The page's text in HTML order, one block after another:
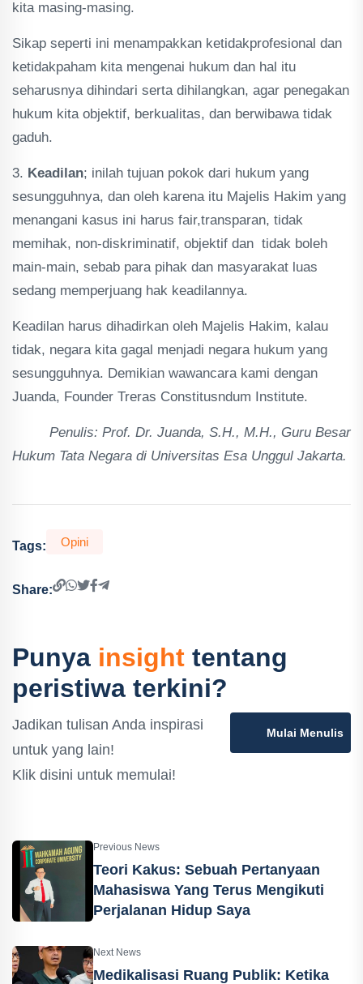
kita masing-masing.
Sikap seperti ini menampakkan ketidakprofesional dan
ketidakpaham kita mengenai hukum dan hal itu
seharusnya dihindari serta dihilangkan, agar penegakan
hukum kita objektif, berkualitas, dan berwibawa tidak
gaduh.
3. Keadilan; inilah tujuan pokok dari hukum yang
sesungguhnya, dan oleh karena itu Majelis Hakim yang
menangani kasus ini harus fair,transparan, tidak
memihak, non-diskriminatif, objektif dan tidak boleh
main-main, sebab para pihak dan masyarakat luas
sedang memperjuang hak keadilannya.
Keadilan harus dihadirkan oleh Majelis Hakim, kalau
tidak, negara kita gagal menjadi negara hukum yang
sesungguhnya. Demikian wawancara kami dengan
Juanda, Founder Treras Constitusndum Institute.
Penulis: Prof. Dr. Juanda, S.H., M.H., Guru Besar
Hukum Tata Negara di Universitas Esa Unggul Jakarta.
Tags: Opini
Share:
Punya insight tentang
peristiwa terkini?
Jadikan tulisan Anda inspirasi
untuk yang lain!
Klik disini untuk memulai!
Mulai Menulis
Previous News
Teori Kakus: Sebuah Pertanyaan
Mahasiswa Yang Terus Mengikuti
Perjalanan Hidup Saya
Next News
Medikalisasi Ruang Publik: Ketika